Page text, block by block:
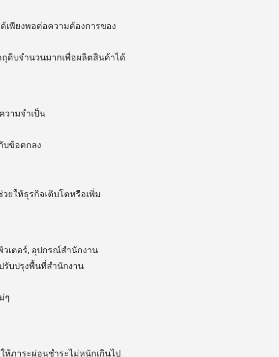
เพียงพอต่อความต้องการของ
ดิบจำนวนมากเพื่อผลิตสินค้าได้
วามจำเป็น
บข้อตกลง
ยให้ธุรกิจเติบโตหรือเพิ่ม
วเตอร์, อุปกรณ์สำนักงาน
รับปรุงพื้นที่สำนักงาน
ๆ
ห้ภาระผ่อนชำระไม่หนักเกินไป